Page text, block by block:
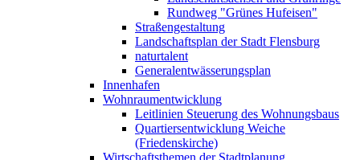
Rundweg "Grünes Hufeisen"
Straßengestaltung
Landschaftsplan der Stadt Flensburg
naturtalent
Generalentwässerungsplan
Innenhafen
Wohnraumentwicklung
Leitlinien Steuerung des Wohnungsbaus
Quartiersentwicklung Weiche
(Friedenskirche)
Wirtschaftsthemen der Stadtplanung